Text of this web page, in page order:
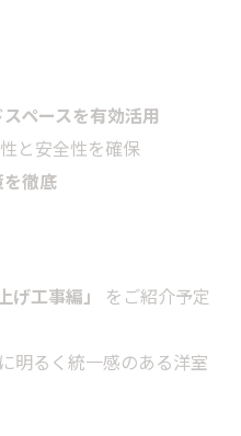
ペースを有効活用
と安全性を確保
徹底
げ工事編」
をご紹介予定
明るく統一感のある洋室